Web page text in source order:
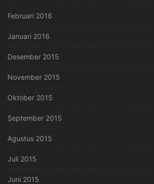
Februari 2016
Januari 2016
Desember 2015
November 2015
Oktober 2015
September 2015
Agustus 2015
Juli 2015
Juni 2015